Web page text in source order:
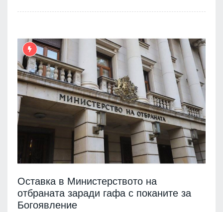
Оставка в Министерството на
отбраната заради гафа с поканите за
Богоявление